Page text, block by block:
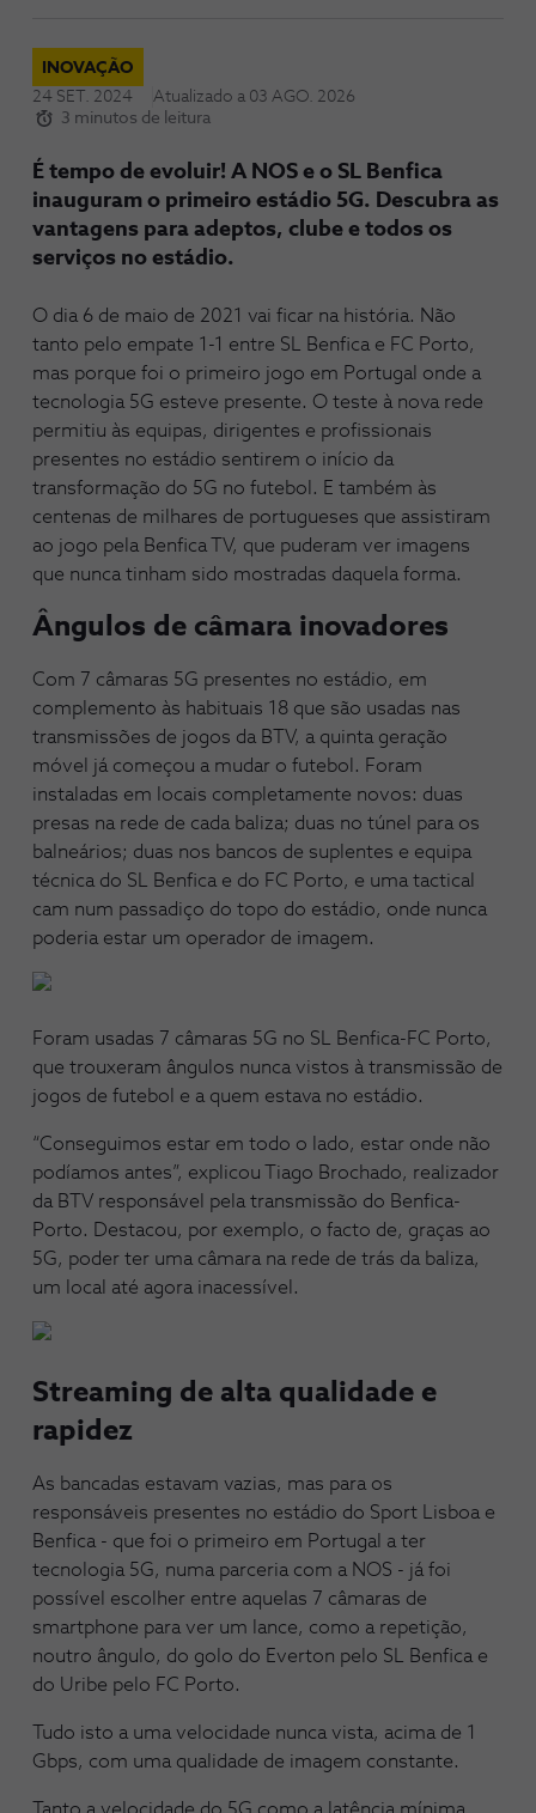
INOVAÇÃO
24 SET. 2024
Atualizado a 03 AGO. 2026
3 minutos de leitura
É tempo de evoluir! A NOS e o SL Benfica
inauguram o primeiro estádio 5G. Descubra as
vantagens para adeptos, clube e todos os
serviços no estádio.
O dia 6 de maio de 2021 vai ficar na história. Não
tanto pelo empate 1-1 entre SL Benfica e FC Porto,
mas porque foi o primeiro jogo em Portugal onde a
tecnologia 5G esteve presente. O teste à nova rede
permitiu às equipas, dirigentes e profissionais
presentes no estádio sentirem o início da
transformação do 5G no futebol. E também às
centenas de milhares de portugueses que assistiram
ao jogo pela Benfica TV, que puderam ver imagens
que nunca tinham sido mostradas daquela forma.
Ângulos de câmara inovadores
Com 7 câmaras 5G presentes no estádio, em
complemento às habituais 18 que são usadas nas
transmissões de jogos da BTV, a quinta geração
móvel já começou a mudar o futebol. Foram
instaladas em locais completamente novos: duas
presas na rede de cada baliza; duas no túnel para os
balneários; duas nos bancos de suplentes e equipa
técnica do SL Benfica e do FC Porto, e uma tactical
cam num passadiço do topo do estádio, onde nunca
poderia estar um operador de imagem.
Foram usadas 7 câmaras 5G no SL Benfica-FC Porto,
que trouxeram ângulos nunca vistos à transmissão de
jogos de futebol e a quem estava no estádio.
“Conseguimos estar em todo o lado, estar onde não
podíamos antes”, explicou Tiago Brochado, realizador
da BTV responsável pela transmissão do Benfica-
Porto. Destacou, por exemplo, o facto de, graças ao
5G, poder ter uma câmara na rede de trás da baliza,
um local até agora inacessível.
Streaming de alta qualidade e
rapidez
As bancadas estavam vazias, mas para os
responsáveis presentes no estádio do Sport Lisboa e
Benfica - que foi o primeiro em Portugal a ter
tecnologia 5G, numa parceria com a NOS - já foi
possível escolher entre aquelas 7 câmaras de
smartphone para ver um lance, como a repetição,
noutro ângulo, do golo do Everton pelo SL Benfica e
do Uribe pelo FC Porto.
Tudo isto a uma velocidade nunca vista, acima de 1
Gbps, com uma qualidade de imagem constante.